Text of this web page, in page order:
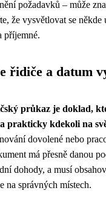
požadavků – může
že vysvětlovat se
příjemné.
řidiče a datum
průkaz je doklad,
prakticky kdekoli na
dovolené nebo
má přesně danou
dohody, a musí
na správných místech.